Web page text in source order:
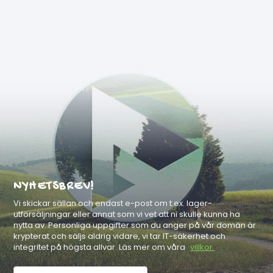
NYHETSBREV!
Vi skickar sällan och endast e-post om t.ex. lager-
utförsäljningar eller annat som vi vet att ni skulle kunna ha
nytta av. Personliga uppgifter som du anger på vår domän är
krypterat och säljs aldrig vidare, vi tar IT-säkerhet och
integritet på högsta allvar. Läs mer om våra villkor.